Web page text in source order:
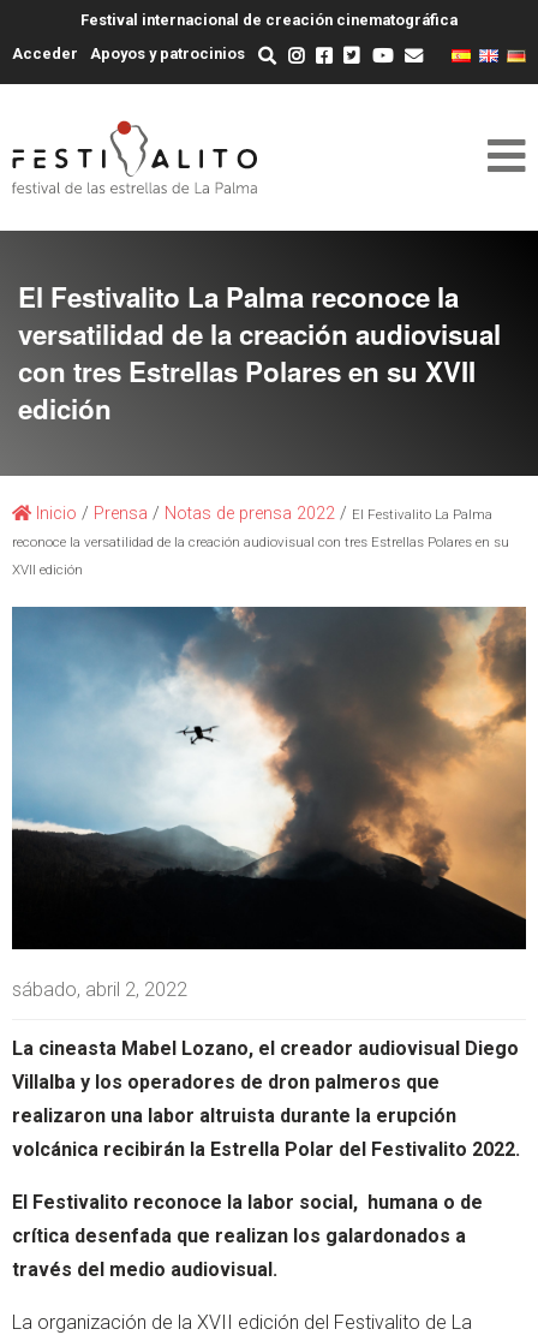
Festival internacional de creación cinematográfica
Acceder
Apoyos y patrocinios
El Festivalito La Palma reconoce la
versatilidad de la creación audiovisual
con tres Estrellas Polares en su XVII
edición
Inicio / Prensa / Notas de prensa 2022 / El Festivalito La Palma
reconoce la versatilidad de la creación audiovisual con tres Estrellas Polares en su
XVII edición
sábado, abril 2, 2022
La cineasta Mabel Lozano, el creador audiovisual Diego
Villalba y los operadores de dron palmeros que
realizaron una labor altruista durante la erupción
volcánica recibirán la Estrella Polar del Festivalito 2022.
El Festivalito reconoce la labor social, humana o de
crítica desenfada que realizan los galardonados a
través del medio audiovisual.
La organización de la XVII edición del Festivalito de La